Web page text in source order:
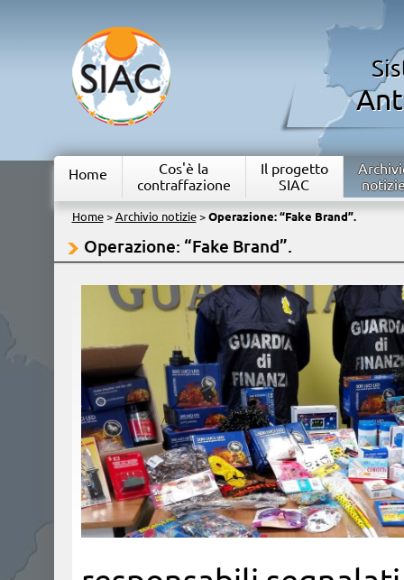
Home
Cos'è la
contraffazione
Il progetto
SIAC
Home> Archivio notizie> Operazione: “Fake Brand”.
Operazione: “Fake Brand”.